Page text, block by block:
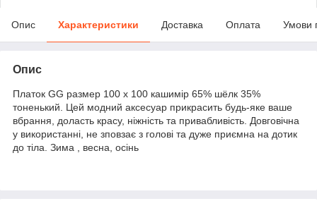
Опис Характеристики Доставка Оплата Умови
Опис
Платок GG размер 100 х 100 кашимір 65% шёлк 35%
тоненький. Цей модний аксесуар прикрасить будь-яке ваше
вбрання, доласть красу, ніжність та привабливість. Довговічна
у використанні, не зповзає з голові та дуже приємна на дотик
до тіла. Зима , весна, осінь